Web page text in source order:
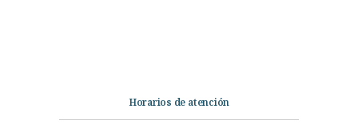
Horarios de atención